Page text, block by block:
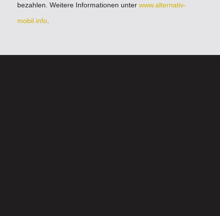
bezahlen. Weitere Informationen unter www.alternativ-
mobil.info